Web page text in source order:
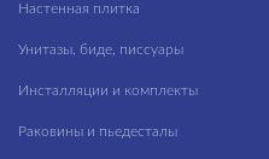
Настенная плитка
Унитазы, биде, писсуары
Инсталляции и комплекты
Раковины и пьедесталы